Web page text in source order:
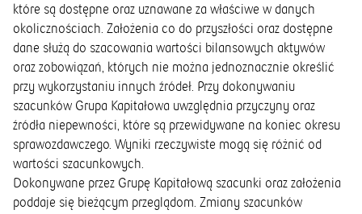
które są dostępne oraz uznawane za właściwe w danych
okolicznościach. Założenia co do przyszłości oraz dostępne
dane służą do szacowania wartości bilansowych aktywów
oraz zobowiązań, których nie można jednoznacznie określić
przy wykorzystaniu innych źródeł. Przy dokonywaniu
szacunków Grupa Kapitałowa uwzględnia przyczyny oraz
źródła niepewności, które są przewidywane na koniec okresu
sprawozdawczego. Wyniki rzeczywiste mogą się różnić od
wartości szacunkowych.
Dokonywane przez Grupę Kapitałową szacunki oraz założenia
poddaje się bieżącym przeglądom. Zmiany szacunków